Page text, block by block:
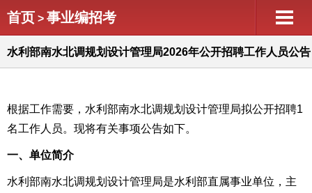
首页 > 事业编招考
水利部南水北调规划设计管理局2026年公开招聘工作人员公告
根据工作需要，水利部南水北调规划设计管理局拟公开招聘1
名工作人员。现将有关事项公告如下。
一、单位简介
水利部南水北调规划设计管理局是水利部直属事业单位，主